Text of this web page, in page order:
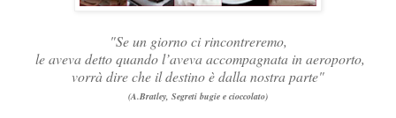
"Se un giorno ci rincontreremo,
le aveva detto quando l’aveva accompagnata in aeroporto,
vorrà dire che il destino è dalla nostra parte"
(A.Bratley, Segreti bugie e cioccolato)